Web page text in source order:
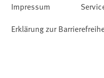
Impressum
Erklärung zur